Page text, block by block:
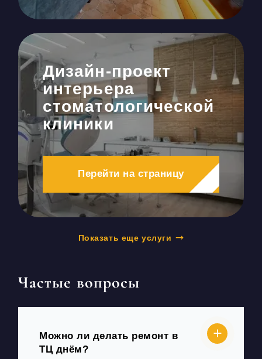
Дизайн-проект
интерьера
стоматологической
клиники
Перейти на страницу
Показать еще услуги
Частые вопросы
Можно ли делать ремонт в
ТЦ днём?